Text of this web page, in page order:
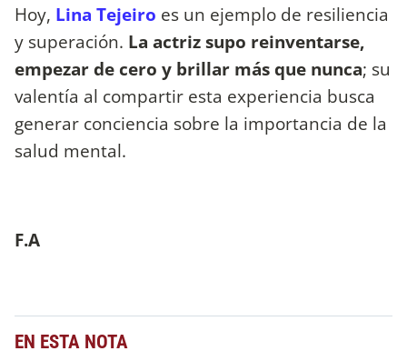
Hoy, Lina Tejeiro es un ejemplo de resiliencia
y superación. La actriz supo reinventarse,
empezar de cero y brillar más que nunca; su
valentía al compartir esta experiencia busca
generar conciencia sobre la importancia de la
salud mental.
F.A
EN ESTA NOTA